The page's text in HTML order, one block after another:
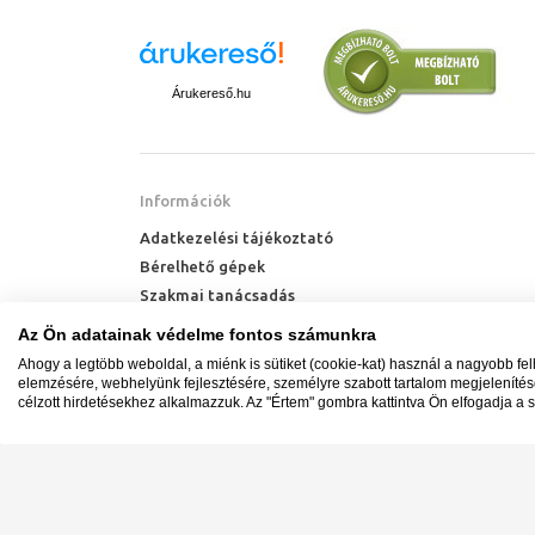
kedvező
ár-
rendkívül
azonban
számos
például a nem
Hogyan
Árukereső.hu
Információk
Adatkezelési tájékoztató
Bérelhető gépek
Szakmai tanácsadás
Technik Cool Pro hőszivattyú tájékoztató
Hőszivattyú kalkulátor
Az Ön adatainak védelme fontos számunkra
Ahogy a legtöbb weboldal, a miénk is sütiket (cookie-kat) használ a nagyobb
elemzésére, webhelyünk fejlesztésére, személyre szabott tartalom
célzott hirdetésekhez alkalmazzuk. Az "Értem" gombra kattintva Ön elfogadja a